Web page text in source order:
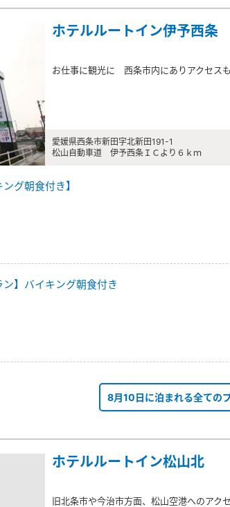
ホテルルートイン伊予西条
お仕事に観光に 西条市内にありアクセス
愛媛県西条市新田字北新田191-1
松山自動車道 伊予西条ＩＣより６ｋｍ
グ朝食付き】
ン】バイキング朝食付き
8月10日に泊まれる全ての
ホテルルートイン松山北
旧北条市や今治市方面、松山空港へのアク